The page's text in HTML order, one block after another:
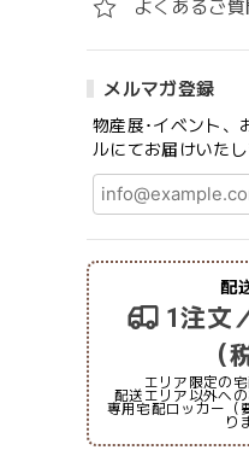
よくあるご質
メルマガ登録
物産展･イベント、
ルにてお届けいたし
配
1注文
（
エリア限定の
配送エリア以外へ
専用宅配ロッカー（
り